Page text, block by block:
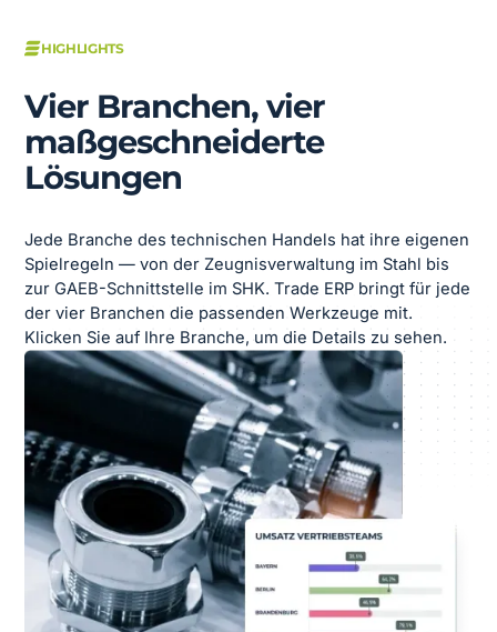
HIGHLIGHTS
Vier Branchen, vier
maßgeschneiderte
Lösungen
Jede Branche des technischen Handels hat ihre eigenen
Spielregeln — von der Zeugnisverwaltung im Stahl bis
zur GAEB-Schnittstelle im SHK. Trade ERP bringt für jede
der vier Branchen die passenden Werkzeuge mit.
Klicken Sie auf Ihre Branche, um die Details zu sehen.